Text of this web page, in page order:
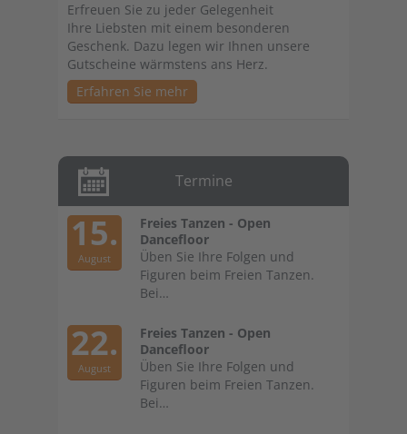
Erfreuen Sie zu jeder Gelegenheit
Ihre Liebsten mit einem besonderen
Geschenk. Dazu legen wir Ihnen unsere
Gutscheine wärmstens ans Herz.
Erfahren Sie mehr
Termine
15.
August
Freies Tanzen - Open
Dancefloor
Üben Sie Ihre Folgen und
Figuren beim Freien Tanzen.
Bei…
22.
August
Freies Tanzen - Open
Dancefloor
Üben Sie Ihre Folgen und
Figuren beim Freien Tanzen.
Bei…